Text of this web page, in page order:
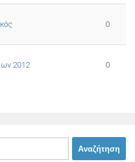
0
2012 0